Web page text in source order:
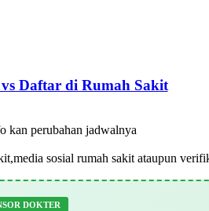
Daftar di Rumah Sakit
kan perubahan jadwalnya
sosial rumah sakit ataupun
DOKTER